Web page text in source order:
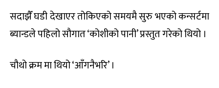
सदाझैँ घडी देखाएर तोकिएको समयमै सुरु भएको कन्सर्टमा
ब्यान्डले पहिलो सौगात ‘कोशीको पानी’ प्रस्तुत गरेको थियो ।
चौथो क्रम मा थियो ‘आँगनैभरि’ ।